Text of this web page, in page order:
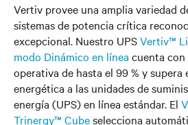
Vertiv provee una amplia variedad
sistemas de potencia crítica
excepcional. Nuestro UPSVertiv™
modo Dinámico en línea cuenta
operativa de hasta el 99 % y supera
energética a las unidades de
energía (UPS) en línea estándar. El
Trinergy™ Cubeselecciona